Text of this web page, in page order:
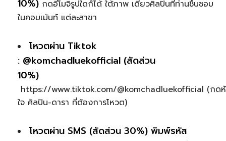
10%) กดอีโมจิรูปใดก็ได้ ใต้ภาพ เดี่ยวศิลปินที่ท่านชื่นชอบ
ในคอมเม้นท์ แต่ละสาขา
โหวตผ่าน Tiktok
: @komchadluekofficial (สัดส่วน
10%)
https://www.tiktok.com/@komchadluekofficial (กด
ใจ ศิลปิน-ดารา ที่ต้องการโหวต)
โหวตผ่าน SMS (สัดส่วน 30%) พิมพ์รหัส